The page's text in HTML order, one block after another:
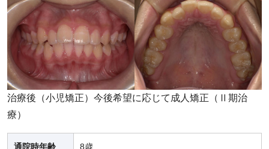
治療後（小児矯正）今後希望に応じて成人矯正（Ⅱ期治
療）
通院時年齢 8歳